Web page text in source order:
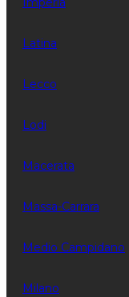
Latina
Lecco
Lodi
Macerata
Massa-Carrara
Medio Campidano
Milano